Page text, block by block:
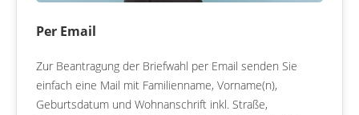
Per Email
Zur Beantragung der Briefwahl per Email senden Sie
einfach eine Mail mit Familienname, Vorname(n),
Geburtsdatum und Wohnanschrift inkl. Straße,